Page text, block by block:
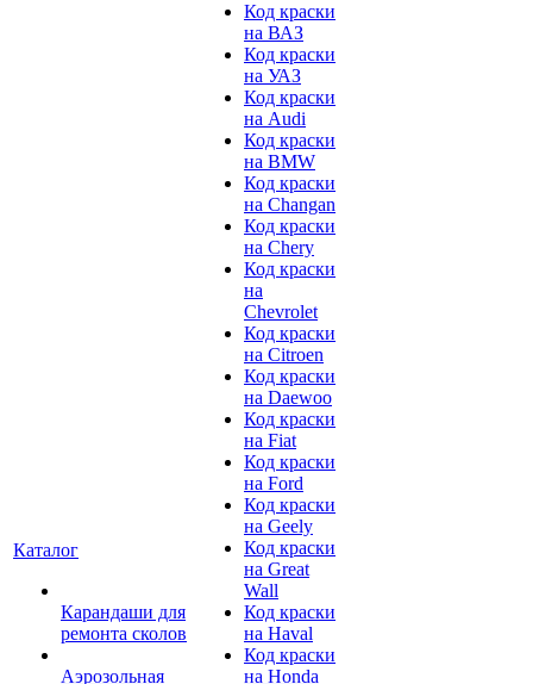
Каталог
Карандаши для
ремонта сколов
Аэрозольная
Код краски
на ВАЗ
Код краски
на УАЗ
Код краски
на Audi
Код краски
на BMW
Код краски
на Changan
Код краски
на Chery
Код краски
на
Chevrolet
Код краски
на Citroen
Код краски
на Daewoo
Код краски
на Fiat
Код краски
на Ford
Код краски
на Geely
Код краски
на Great
Wall
Код краски
на Haval
Код краски
на Honda